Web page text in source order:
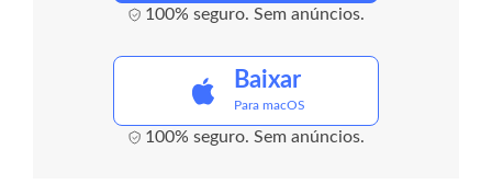
100% seguro. Sem anúncios.
Baixar
Para macOS
100% seguro. Sem anúncios.